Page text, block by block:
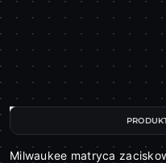
Milwaukee matryca